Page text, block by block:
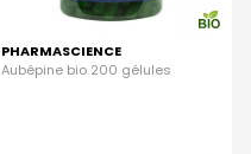
PHARMASCIENCE
Aubépine bio 200 gélules